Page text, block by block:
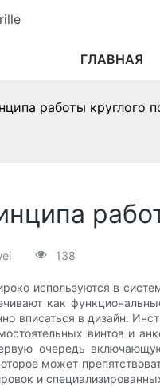
ГЛАВНАЯ
работы круглого
138
используются в
как
вписаться в дизайн.
винтов и
очередь
может
и